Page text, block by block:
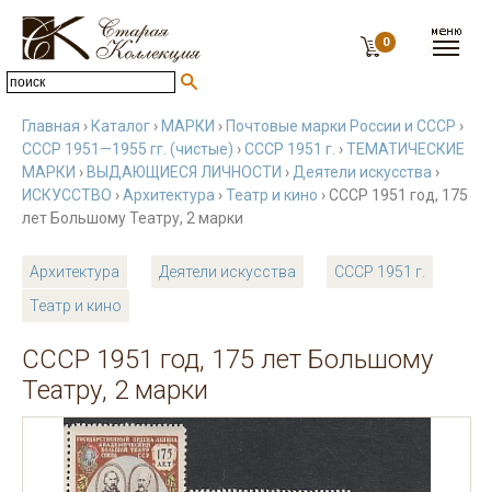
0
Главная › Каталог › МАРКИ › Почтовые марки России и СССР ›
СССР 1951—1955 гг. (чистые) ›СССР 1951 г. ›ТЕМАТИЧЕСКИЕ
МАРКИ › ВЫДАЮЩИЕСЯ ЛИЧНОСТИ › Деятели искусства ›
ИСКУССТВО ›Архитектура ›Театр и кино › СССР 1951 год, 175
лет Большому Театру, 2 марки
Архитектура Деятели искусства
СССР 1951 г.
Театр и кино
СССР 1951 год, 175 лет Большому
Театру, 2 марки